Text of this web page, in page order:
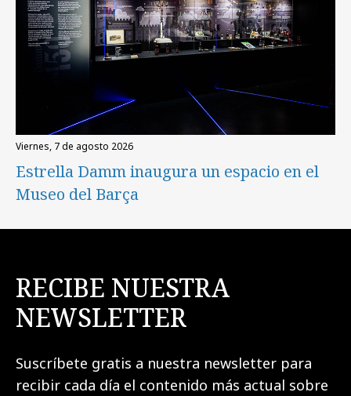
viernes, 7 de agosto 2026
Estrella Damm inaugura un espacio en el
Museo del Barça
RECIBE NUESTRA
NEWSLETTER
Suscríbete gratis a nuestra newsletter para
recibir cada día el contenido más actual sobre